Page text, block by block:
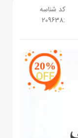
کد شناسه
:
209638
20%
OFF